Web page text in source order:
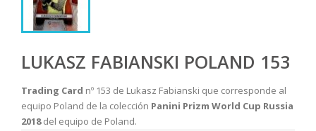
LUKASZ FABIANSKI POLAND 153
Trading Card nº 153 de Lukasz Fabianski que corresponde al
equipo Poland de la colección Panini Prizm World Cup Russia
2018del equipo de Poland.